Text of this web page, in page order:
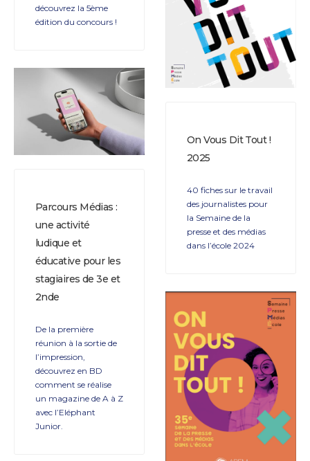
découvrez la 5ème
édition du concours !
On Vous Dit Tout !
2025
40 fiches sur le travail
des journalistes pour
la Semaine de la
presse et des médias
dans l’école 2024
Parcours Médias :
une activité
ludique et
éducative pour les
stagiaires de 3e et
2nde
De la première
réunion à la sortie de
l’impression,
découvrez en BD
comment se réalise
un magazine de A à Z
avec l’Eléphant
Junior.